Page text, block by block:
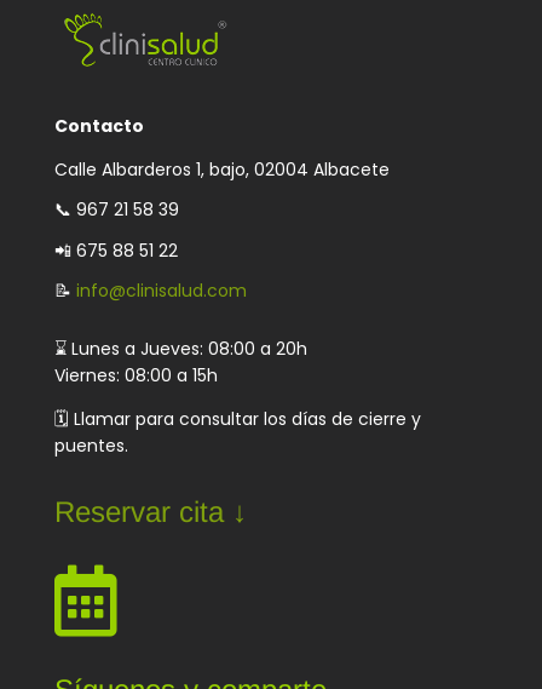
Contacto
Calle Albarderos 1, bajo, 02004 Albacete
📞 967 21 58 39
📲 675 88 51 22
📝 info@clinisalud.com
⌛ Lunes a Jueves: 08:00 a 20h
Viernes: 08:00 a 15h
🗓️ Llamar para consultar los días de cierre y
puentes.
Reservar cita ↓
